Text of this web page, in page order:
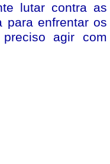
lutar contra as
para enfrentar os
agir com